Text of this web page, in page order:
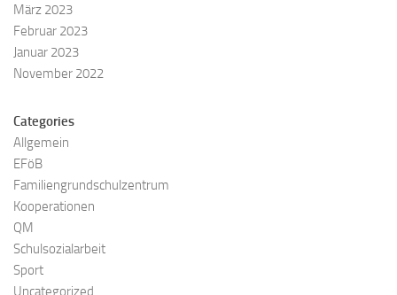
März 2023
Februar 2023
Januar 2023
November 2022
Categories
Allgemein
EFöB
Familiengrundschulzentrum
Kooperationen
QM
Schulsozialarbeit
Sport
Uncategorized